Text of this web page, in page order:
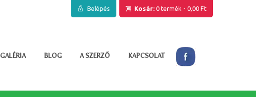
Belépés Kosár: 0 termék -0,00 Ft
GALÉRIA BLOG A SZERZŐ KAPCSOLAT